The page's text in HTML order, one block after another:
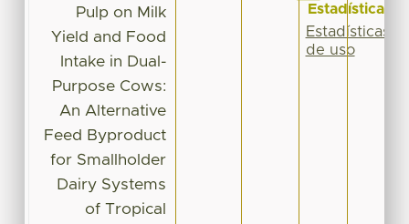
Pulp on Milk
Yield and Food
Intake in Dual-
Purpose Cows:
An Alternative
Feed Byproduct
for Smallholder
Dairy Systems
of Tropical
Estadísticas
Estadísticas
de uso